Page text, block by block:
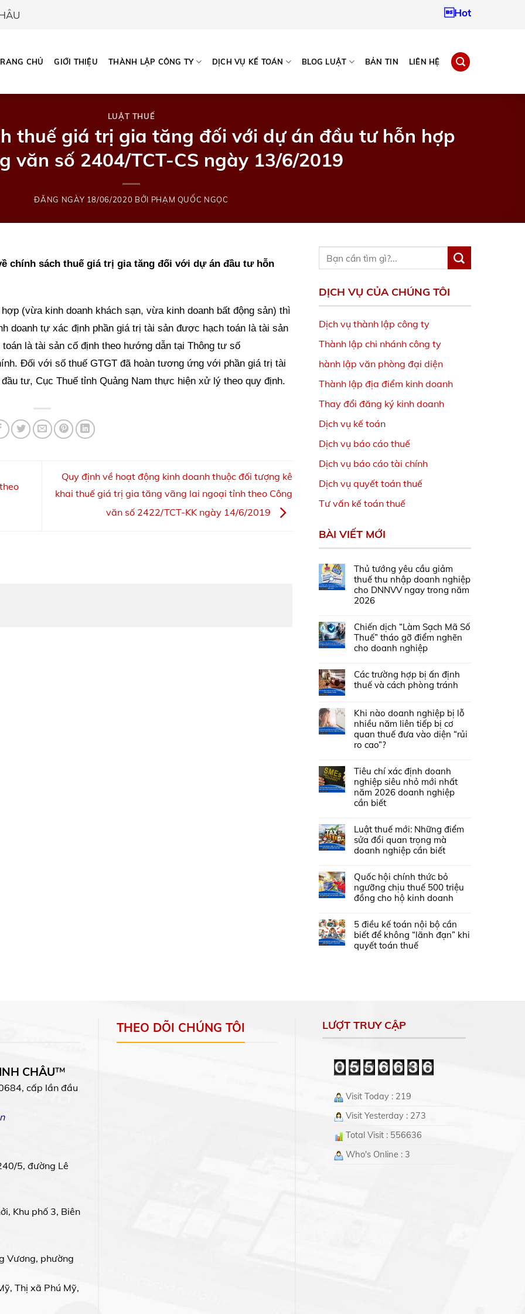
Hotline:
CHỦ GIỚI THIỆU THÀNH LẬP CÔNG TY DỊCH VỤ KẾ TOÁN BLOG LUẬT BẢN TIN LIÊN HỆ
LUẬT THUẾ
thuế giá trị gia tăng đối với dự án đầu tư hỗn hợp
văn số 2404/TCT-CS ngày 13/6/2019
ĐĂNG NGÀY 18/06/2020 BỞI PHẠM QUỐC NGỌC
chính sách thuế giá trị gia tăng đối với dự án đầu tư hỗn
(vừa kinh doanh khách sạn, vừa kinh doanh bất động sản) thì
doanh tự xác định phần giá trị tài sản được hạch toán là tài sản
là tài sản cố định theo hướng dẫn tại Thông tư số
Đối với số thuế GTGT đã hoàn tương ứng với phần giá trị tài
tư, Cục Thuế tỉnh Quảng Nam thực hiện xử lý theo quy định.
Quy định về hoạt động kinh doanh thuộc đối tượng kê
khai thuế giá trị gia tăng vãng lai ngoại tỉnh theo Công
văn số 2422/TCT-KK ngày 14/6/2019
DỊCH VỤ CỦA CHÚNG TÔI
Dịch vụ thành lập công ty
Thành lập chi nhánh công ty
hành lập văn phòng đại diện
Thành lập địa điểm kinh doanh
Thay đổi đăng ký kinh doanh
Dịch vụ kế toán
Dịch vụ báo cáo thuế
Dịch vụ báo cáo tài chính
Dịch vụ quyết toán thuế
Tư vấn kế toán thuế
BÀI VIẾT MỚI
Thủ tướng yêu cầu giảm
thuế thu nhập doanh nghiệp
cho DNNVV ngay trong năm
2026
Chiến dịch “Làm Sạch Mã Số
Thuế” tháo gỡ điểm nghẽn
cho doanh nghiệp
Các trường hợp bị ấn định
thuế và cách phòng tránh
Khi nào doanh nghiệp bị lỗ
nhiều năm liên tiếp bị cơ
quan thuế đưa vào diện “rủi
ro cao”?
Tiêu chí xác định doanh
nghiệp siêu nhỏ mới nhất
năm 2026 doanh nghiệp
cần biết
Luật thuế mới: Những điểm
sửa đổi quan trọng mà
doanh nghiệp cần biết
Quốc hội chính thức bỏ
ngưỡng chịu thuế 500 triệu
đồng cho hộ kinh doanh
5 điều kế toán nội bộ cần
biết để không “lãnh đạn” khi
quyết toán thuế
CHÂU™
cấp lần đầu
5, đường Lê
Khu phố 3, Biên
Vương, phường
Thị xã Phú Mỹ,
THEO DÕI CHÚNG TÔI LƯỢT TRUY CẬP
Visit Today : 219
Visit Yesterday : 273
Total Visit : 556636
Who's Online : 3